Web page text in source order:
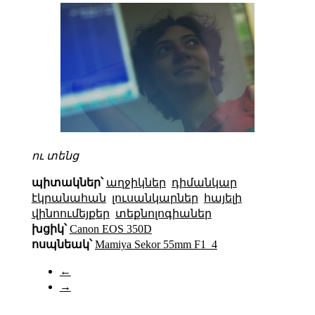
ու տենց
պիտակներ՝ աղջիկներ դիմանկար
էկրանահան լուսանկարներ
հայելի
վինոումեյքեր տեքնոլոգիաներ
խցիկ՝ Canon EOS 350D
ոսպնեակ՝ Mamiya Sekor 55mm F1_4
←
→